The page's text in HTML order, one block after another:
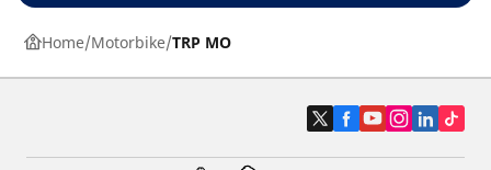
Home Motorbike TRP MO